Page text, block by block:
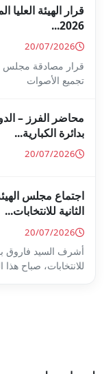
المستقلة للانتخابات على
للانتخابات التشريعية
على النتائج الأولية
الهيئة العليا